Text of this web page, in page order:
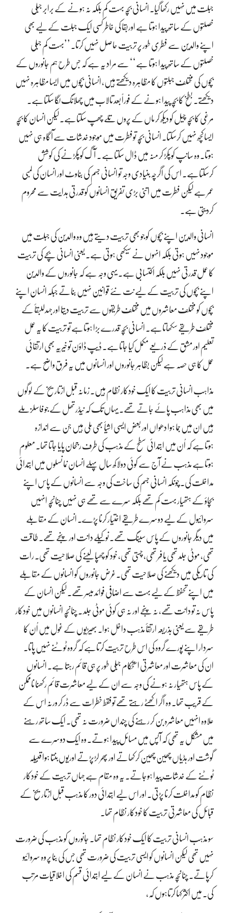
جبلت میں نہیں رکھا گیا۔ انسانی بچہ بہت کم بلکہ نہ ہونے کے برابر جبلی
خصلتوں کے ساتھ پیدا ہوتا ہے اوربقا کی خاطر کسی ایک جبلت کے لیے بھی
اپنے والدین سے فطری طور پر تربیت حاصل نہیں کرتا۔ ’’بہت کم جبلی
خصلتوں کے ساتھ پیدا ہوتا ہے‘‘ سے مراد یہ ہے کہ جس طرح ہم جانوروں کے
بچوں کی مختلف جبلتوں کا مظاہرہ دیکھتے ہیں، انسانی بچوں میں ایسا مظاہرہ نہیں
دیکھتے۔ بطخ کا بچہ پیدا ہونے کے فوراً بعد تالاب میں چھلانگ لگا سکتاہے۔
مرغی کا بچہ چیل کو دیکھ کر ماں کے پروں تلے چھپ سکتاہے۔ لیکن انسان کا بچہ
ایسا کچھ نہیں کرسکتا۔ انسانی بچہ توفطرت میں موجود خدشات سے آگاہ ہی نہیں
ہوتا۔ وہ سانپ کو پکڑ کر منہ میں ڈال سکتاہے ۔ آگ کو پکڑنے کی کوشش
کرسکتاہے۔ اس کی اگرچہ بنیادی وجہ تو انسانی جسم کی بناوٹ اور انسان کی لمبی
عمر ہے لیکن فطرت میں اتنی بڑی تفریق انسانوں کو قدرتی ہدایت سے محروم
کردیتی ہے۔
انسانی والدین اپنے بچوں کو جو بھی تربیت دیتے ہیں وہ والدین کی جبلت میں
موجود نہیں ہوتی بلکہ انہوں نے سیکھی ہوتی ہے۔ یعنی انسانی بچے کی تربیت
کا عمل قدرتی نہیں بلکہ اکتسابی ہے۔ یہی وجہ ہے کہ جانوروں کے والدین
اپنے بچوں کی تربیت کے لیے نت نئے قوانین نہیں بناتے جبکہ انسان اپنے
بچوں کو مختلف معاشروں میں مختلف طریقوں سے تربیت دیتا اور جہدللبقأ کے
مختلف طریقے سکھاتاہے۔ انسانی بچہ قدرے بڑا ہوتاہے تو تربیت کا یہ عمل
تعلیم اور مشق کے ذریعے مکمل کیا جاتاہے۔ ڈِیپ ڈاؤن تو خیریہ بھی ارتقائی
عمل کا ہی حصہ ہے لیکن بظاہر جانوروں اور انسانوں میں یہ فرق واضح ہے۔
مذاہب انسانی تربیت کا ایک خودکار نظام ہیں۔ زمانہ قبل ازتاریخ کے لوگوں
میں بھی مذاہب پائے جاتے تھے۔ یہاں تک کہ نیڈرتھل کے جو فاسلز ملے
ہیں ان میں جَما ہوا دھواں اور بعض ایسی اشیأ بھی ملی ہیں جن سے اندازہ
ہوتاہے کہ اُن میں ابتدائی سطح کے مذہب کی طرف رجحان پایا جاتا تھا۔ معلوم
ہوتاہے مذہب نے آج سے کوئی دولاکھ سال پہلے انسان نما نسلوں میں ابتدائی
مداخلت کی۔ چونکہ انسانی جسم کی ساخت کی وجہ سے انسانوں کے پاس اپنے
بچاؤ کے ہتھیار بہت کم تھے بلکہ سِرے سے تھے ہی نہیں چنانچہ انہیں
سروائیول کے لیے دوسرے طریقے اختیار کرنا پڑے۔ انسان کے مقابلے
میں دیگر جانوروں کے پاس سینگ تھے۔ نوکیلے دانت اور پنجے تھے۔ طاقت
تھی، موٹی جلد تھی یا فَر تھی، چستی تھی، خود کو چھپا لینے کی صلاحیت تھی۔ رات
کی تاریکی میں دیکھنے کی صلاحیت تھی۔غرض جانوروں کو انسانوں کے مقابلے
میں اپنے تحفظ کے لیے بہت سے اضافی فوائد میسر تھے۔ لیکن انسان کے
پاس نہ تو دانت تھے، نہ پنجے اور نہ ہی کوئی موٹی جلد ۔ چنانچہ انسانوں میں خودکار
طریقے سے یعنی بذریعہ ارتقأ مذہب داخل ہوا۔ بھیڑیوں کے غول میں اُن کا
سردار اپنے پورے گروہ کی اس طرح تربیت کرتاہے کہ گروہ ٹوٹنے نہیں پاتا۔
ان کی معاشرت اور معاشرتی استحکام جبلی طور پر ہی قائم رہتا ہے۔ انسانوں
کے پاس ہتھیار نہ ہونے کی وجہ سے ان کے لیے معاشرت قائم رکھنا ناممکن
کے قریب تھا۔ وہ اگر اکھٹے رہتے تھے تو فقط خطرات سے ڈر کر ورنہ اس کے
علاوہ انہیں معاشرہ بن کر رہنے کی چنداں ضرورت نہ تھی۔ ایک ساتھ رہنے
میں مشکل یہ تھی کہ آپس میں مسائل پیدا ہوتے۔ وہ ایک دوسرے سے
گوشت اور ہڈیاں چھین چھین کر کھاتے اور پھر لڑپڑتے اوریوں بنتا ہوا قبیلہ
ٹوٹنے کے خدشات پیدا ہوجاتے۔ یہ وہ مقام ہے جہاں تربیت کے خودکار
نظام کو مداخلت کرنا پڑتی۔ اور اس لیے ابتدائی دور کا مذہب قبل ازتاریخ کے
قبائل کی معاشرتی تربیت کا خودکار نظام تھا۔
سو مذہب انسانی تربیت کا ایک خودکار نظام تھا۔ جانوروں کو مذہب کی ضرورت
نہیں تھی لیکن انسانوں کو ایسی تربیت کی ضرورت تھی جس کی بنا پر وہ سروائیو
کرپاتے۔ چنانچہ مذہب نے انسان کے لیے ابتدائی قسم کی اخلاقیات مرتب
کی۔ میں اکثر کہا کرتاہوں کہ،